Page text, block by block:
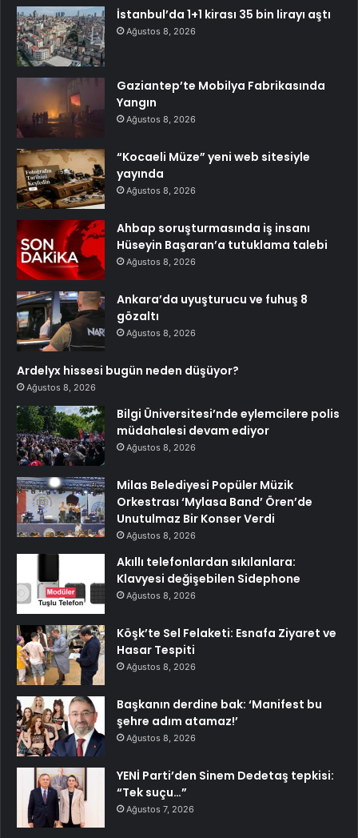
İstanbul’da 1+1 kirası 35 bin lirayı aştı
Ağustos 8, 2026
Gaziantep’te Mobilya Fabrikasında
Yangın
Ağustos 8, 2026
“Kocaeli Müze” yeni web sitesiyle
yayında
Ağustos 8, 2026
Ahbap soruşturmasında iş insanı
Hüseyin Başaran’a tutuklama talebi
Ağustos 8, 2026
Ankara’da uyuşturucu ve fuhuş 8
gözaltı
Ağustos 8, 2026
Ardelyx hissesi bugün neden düşüyor?
Ağustos 8, 2026
Bilgi Üniversitesi’nde eylemcilere polis
müdahalesi devam ediyor
Ağustos 8, 2026
Milas Belediyesi Popüler Müzik
Orkestrası ‘Mylasa Band’ Ören’de
Unutulmaz Bir Konser Verdi
Ağustos 8, 2026
Akıllı telefonlardan sıkılanlara:
Klavyesi değişebilen Sidephone
Ağustos 8, 2026
Köşk’te Sel Felaketi: Esnafa Ziyaret ve
Hasar Tespiti
Ağustos 8, 2026
Başkanın derdine bak: ‘Manifest bu
şehre adım atamaz!’
Ağustos 8, 2026
YENİ Parti’den Sinem Dedetaş tepkisi:
“Tek suçu…”
Ağustos 7, 2026